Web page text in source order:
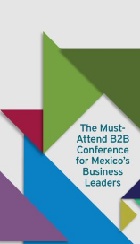
contenido